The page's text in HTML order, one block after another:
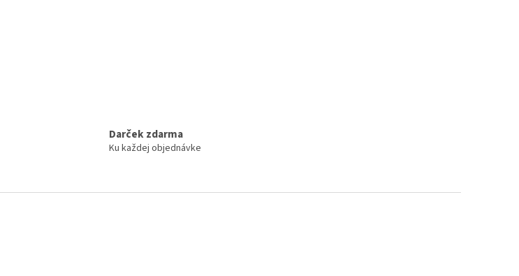
Darček zdarma
Ku každej objednávke